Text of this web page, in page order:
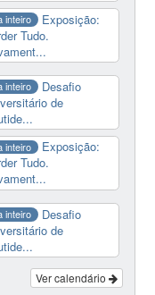
inteiro
Exposição:
Tudo.
inteiro
Desafio
de
inteiro
Exposição:
Tudo.
inteiro
Desafio
de
Ver calendário